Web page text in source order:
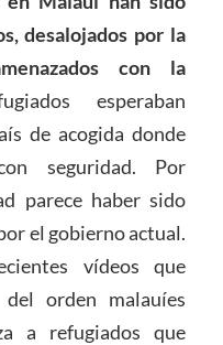
desalojados por la
con la
esperaban
de acogida donde
seguridad. Por
parece haber sido
el gobierno actual.
vídeos que
orden malauíes
a refugiados que